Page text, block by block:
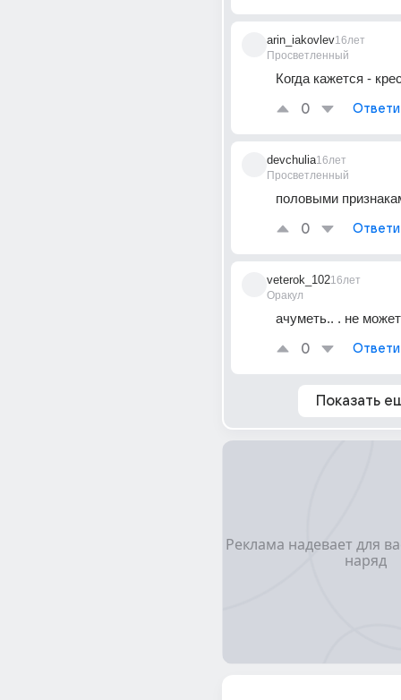
arin_iakovlev
Просветленный
16лет
Когда кажется -
0
devchulia
Просветленный
16лет
половыми
0
veterok_102
Оракул
16лет
ачуметь.. . не
0
Показать